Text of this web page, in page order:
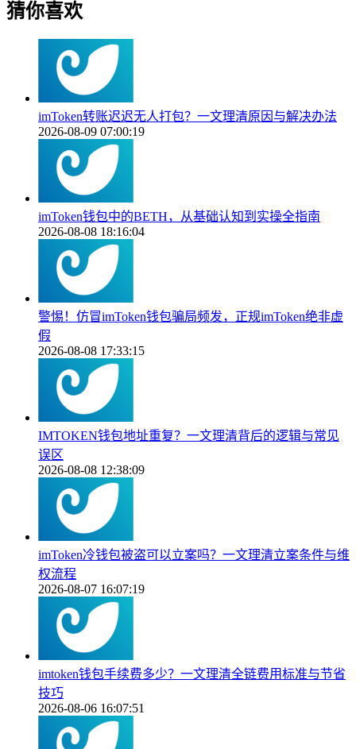
猜你喜欢
imToken转账迟迟无人打包？一文理清原因与解决办法
2026-08-09 07:00:19
imToken钱包中的BETH，从基础认知到实操全指南
2026-08-08 18:16:04
警惕！仿冒imToken钱包骗局频发，正规imToken绝非虚
假
2026-08-08 17:33:15
IMTOKEN钱包地址重复？一文理清背后的逻辑与常见
误区
2026-08-08 12:38:09
imToken冷钱包被盗可以立案吗？一文理清立案条件与维
权流程
2026-08-07 16:07:19
imtoken钱包手续费多少？一文理清全链费用标准与节省
技巧
2026-08-06 16:07:51